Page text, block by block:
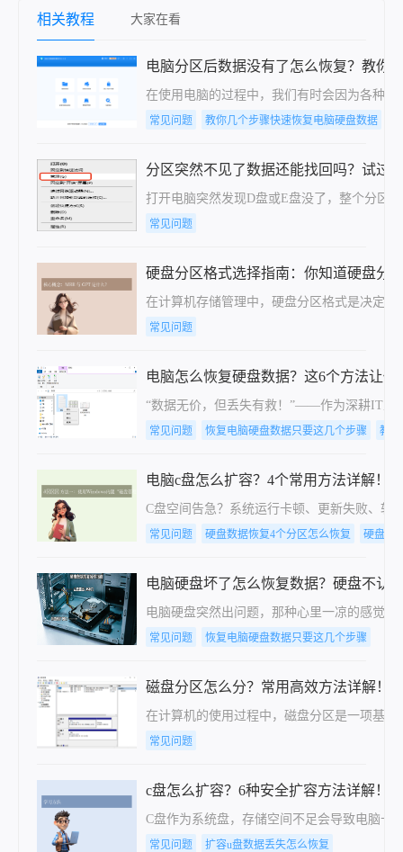
相关教程 大家在看
电脑分区后数据没有了怎么恢复？教你
在使用电脑的过程中，我们有时会因为各种
常见问题 教你几个步骤快速恢复电脑硬盘数据
分区突然不见了数据还能找回吗？试过
打开电脑突然发现D盘或E盘没了，整个分区
常见问题
硬盘分区格式选择指南：你知道硬盘分
在计算机存储管理中，硬盘分区格式是决定
常见问题
电脑怎么恢复硬盘数据？这6个方法让
“数据无价，但丢失有救！”——作为深耕IT互
常见问题 恢复电脑硬盘数据只要这几个步骤 教
电脑c盘怎么扩容？4个常用方法详解！
C盘空间告急？系统运行卡顿、更新失败、软
常见问题 硬盘数据恢复4个分区怎么恢复 硬盘数
电脑硬盘坏了怎么恢复数据？硬盘不认
电脑硬盘突然出问题，那种心里一凉的感觉
常见问题 恢复电脑硬盘数据只要这几个步骤
磁盘分区怎么分？常用高效方法详解！
在计算机的使用过程中，磁盘分区是一项基
常见问题
c盘怎么扩容？6种安全扩容方法详解！
C盘作为系统盘，存储空间不足会导致电脑卡
常见问题 扩容u盘数据丢失怎么恢复